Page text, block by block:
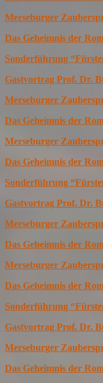
Merseburger
Das Geheimnis der
Sonderführung
Gastvortrag Prof. Dr.
Merseburger
Das Geheimnis der
Merseburger
Das Geheimnis der
Sonderführung
Gastvortrag Prof. Dr.
Merseburger
Das Geheimnis der
Merseburger
Das Geheimnis der
Sonderführung
Gastvortrag Prof. Dr.
Merseburger
Das Geheimnis der